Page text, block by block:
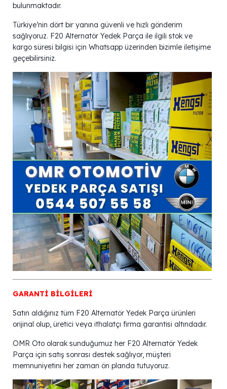
bulunmaktadır.
Türkiye’nin dört bir yanına güvenli ve hızlı gönderim
sağlıyoruz. F20 Alternatör Yedek Parça ile ilgili stok ve
kargo süresi bilgisi için Whatsapp üzerinden bizimle iletişime
geçebilirsiniz.
GARANTİ BİLGİLERİ
Satın aldığınız tüm F20 Alternatör Yedek Parça ürünleri
orijinal olup, üretici veya ithalatçı firma garantisi altındadır.
OMR Oto olarak sunduğumuz her F20 Alternatör Yedek
Parça için satış sonrası destek sağlıyor, müşteri
memnuniyetini her zaman ön planda tutuyoruz.